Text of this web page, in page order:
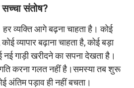
सच्चा संतोष?
व्यक्ति आगे बढ़ना चाहता है। कोई
व्यापार बढ़ाना चाहता है, कोई बड़ा
नई गाड़ी खरीदने का सपना देखता है।
करना गलत नहीं है।समस्या तब शुरू
अंतिम पड़ाव ही नहीं बचता।